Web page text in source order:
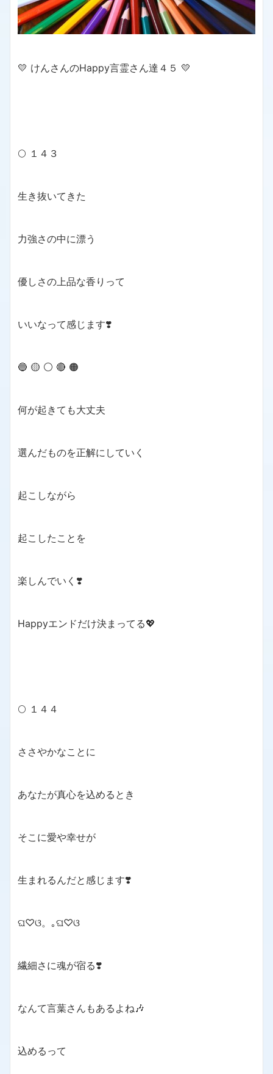
💛 けんさんのHappy言霊さん達４５ 💛
🌕 １４３
生き抜いてきた
力強さの中に漂う
優しさの上品な香りって
いいなって感じます❣️
🔵 🟡 ⚪️ 🔴 🟠
何が起きても大丈夫
選んだものを正解にしていく
起こしながら
起こしたことを
楽しんでいく❣️
Happyエンドだけ決まってる💖
🌕 １４４
ささやかなことに
あなたが真心を込めるとき
そこに愛や幸せが
生まれるんだと感じます❣️
ଘ♡ଓ。｡ଘ♡ଓ
繊細さに魂が宿る❣️
なんて言葉さんもあるよね🎶
込めるって